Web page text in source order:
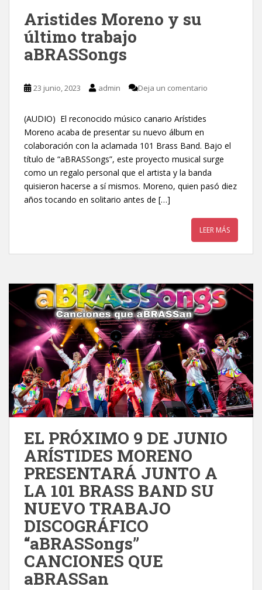
Aristides Moreno y su
último trabajo
aBRASSongs
23 junio, 2023 admin Deja un comentario
(AUDIO) El reconocido músico canario Arístides
Moreno acaba de presentar su nuevo álbum en
colaboración con la aclamada 101 Brass Band. Bajo el
título de “aBRASSongs”, este proyecto musical surge
como un regalo personal que el artista y la banda
quisieron hacerse a sí mismos. Moreno, quien pasó diez
años tocando en solitario antes de […]
LEER MÁS
EL PRÓXIMO 9 DE JUNIO
ARÍSTIDES MORENO
PRESENTARÁ JUNTO A
LA 101 BRASS BAND SU
NUEVO TRABAJO
DISCOGRÁFICO
“aBRASSongs”
CANCIONES QUE
aBRASSan